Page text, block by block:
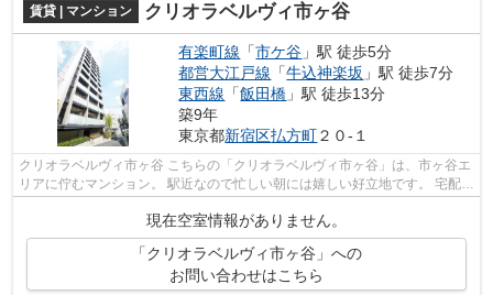
賃貸 | マンション クリオラベルヴィ市ヶ谷
有楽町線 「市ケ谷 」駅 徒歩5分
都営大江戸線 「牛込神楽坂 」駅 徒歩7分
東西線 「飯田橋 」駅 徒歩13分
築9年
東京都新宿区払方町２０-１
クリオラベルヴィ市ヶ谷 こちらの「クリオラベルヴィ市ヶ谷」は、市ヶ谷エ
リアに佇むマンション。 駅近なので忙しい朝には嬉しい好立地です。 宅配
現在空室情報がありません。
「クリオラベルヴィ市ヶ谷」への
お問い合わせはこちら